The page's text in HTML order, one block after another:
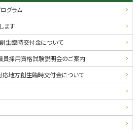
グラム
ます
生臨時交付金について
採用資格試験説明会のご案内
応地方創生臨時交付金について